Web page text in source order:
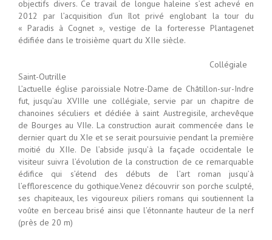
objectifs divers. Ce travail de longue haleine s’est achevé en
2012 par l’acquisition d’un îlot privé englobant la tour du
« Paradis à Cognet », vestige de la forteresse Plantagenet
édifiée dans le troisième quart du XIIe siècle.
Collégiale
Saint-Outrille
L’actuelle église paroissiale Notre-Dame de Châtillon-sur-Indre
fut, jusqu’au XVIIIe une collégiale, servie par un chapitre de
chanoines séculiers et dédiée à saint Austregisile, archevêque
de Bourges au VIIe. La construction aurait commencée dans le
dernier quart du XIe et se serait poursuivie pendant la première
moitié du XIIe. De l’abside jusqu’à la façade occidentale le
visiteur suivra l’évolution de la construction de ce remarquable
édifice qui s’étend des débuts de l’art roman jusqu’à
l’efflorescence du gothique.Venez découvrir son porche sculpté,
ses chapiteaux, les vigoureux piliers romans qui soutiennent la
voûte en berceau brisé ainsi que l’étonnante hauteur de la nerf
(près de 20 m)